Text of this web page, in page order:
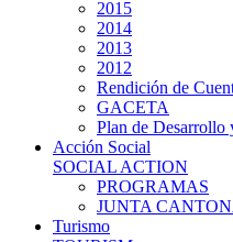
2015
2014
2013
2012
Rendición de
GACETA
Plan de Desarrollo
Acción Social
SOCIAL ACTION
PROGRAMAS
JUNTA
Turismo